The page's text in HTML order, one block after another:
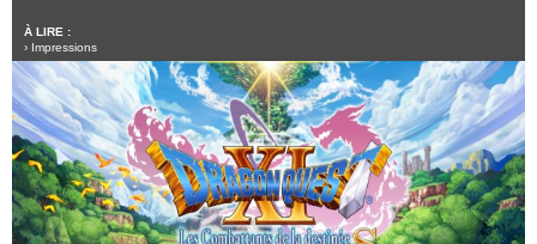
À LIRE :
› Impressions